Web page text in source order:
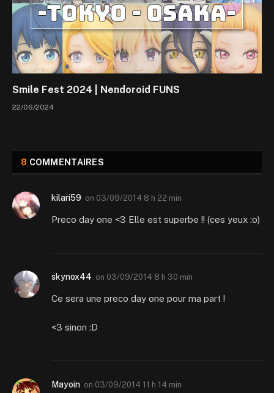
Smile Fest 2024 | Nendoroid FUNS
22/06/2024
8 COMMENTAIRES
kilari59 on 03/09/2014 8 h 22 min
Preco day one <3 Elle est superbe !! (ces yeux :o)
skynox44 on 03/09/2014 8 h 30 min
Ce sera une preco day one pour ma part !
<3 sinon :D
Mayoin on 03/09/2014 11 h 14 min